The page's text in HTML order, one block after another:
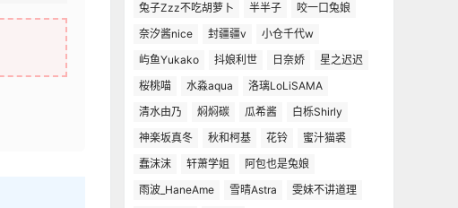
兔子Zzz不吃胡萝卜
半半子
咬一口兔娘
奈汐酱nice
封疆疆v
小仓千代w
屿鱼Yukako
抖娘利世 日奈娇
星之迟迟
桜桃喵
水淼aqua
洛璃LoLiSAMA
清水由乃
焖焖碳 瓜希酱
白栎Shirly
神楽坂真冬
秋和柯基 花铃
蜜汁猫裘
蠢沫沫
轩萧学姐
阿包也是兔娘
雨波_HaneAme
雪晴Astra
雯妹不讲道理